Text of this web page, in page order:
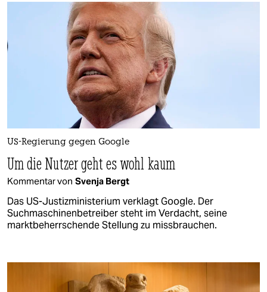
US-Regierung gegen Google
Um die Nutzer geht es wohl kaum
Kommentar von Svenja Bergt
Das US-Justizministerium verklagt Google. Der
Suchmaschinenbetreiber steht im Verdacht, seine
marktbeherrschende Stellung zu missbrauchen.